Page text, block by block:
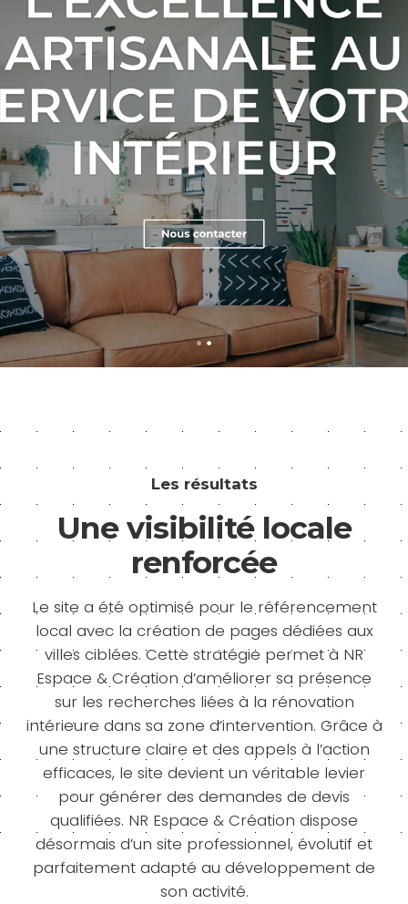
Les résultats
Une visibilité locale
renforcée
Le site a été optimisé pour le référencement
local avec la création de pages dédiées aux
villes ciblées. Cette stratégie permet à NR
Espace & Création d’améliorer sa présence
sur les recherches liées à la rénovation
intérieure dans sa zone d’intervention. Grâce à
une structure claire et des appels à l’action
efficaces, le site devient un véritable levier
pour générer des demandes de devis
qualifiées. NR Espace & Création dispose
désormais d’un site professionnel, évolutif et
parfaitement adapté au développement de
son activité.